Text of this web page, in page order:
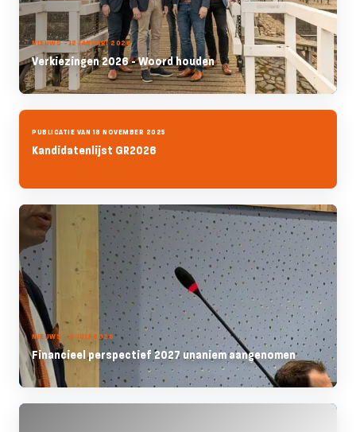
NIEUWS - 12 JANUARI 2026
Verkiezingen 2026 - Woord houden
PUBLICATIE VAN 18 NOVEMBER 2025
Kandidatenlijst GR2026
NIEUWS - 4 JULI 2026
Financieel perspectief 2027 unaniem aangenomen